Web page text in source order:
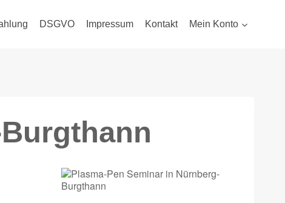
DSGVO Impressum Kontakt Mein Konto